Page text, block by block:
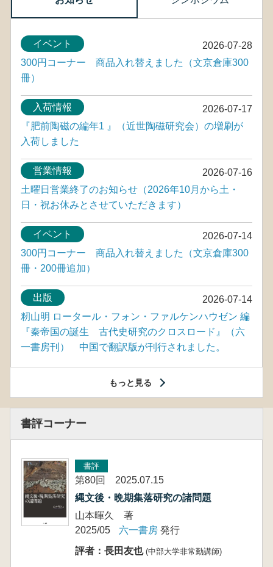
2026-07-28
イベント
300円コーナー 商品入れ替えました（文京倉庫300
冊）
2026-07-17
入荷情報
『肥前陶磁の編年1 』（近世陶磁研究会）の増刷が
入荷しました
2026-07-16
営業情報
土曜日営業終了のお知らせ（2026年10月から土・
日・祝お休みとさせていただきます）
2026-07-14
イベント
300円コーナー 商品入れ替えました（文京倉庫300
冊・200冊追加）
2026-07-14
出版
籾山明 ロータール・フォン・ファルケンハウゼン 編
『秦帝国の誕生 古代史研究のクロスロード』（六
一書房刊） 中国で翻訳版が刊行されました。
もっと見る
書評コーナー
書評
第80回 2025.07.15
縄文後・晩期集落研究の諸問題
山本暉久 著
2025/05
六一書房 発行
評者：長田友也 (中部大学非常勤講師)